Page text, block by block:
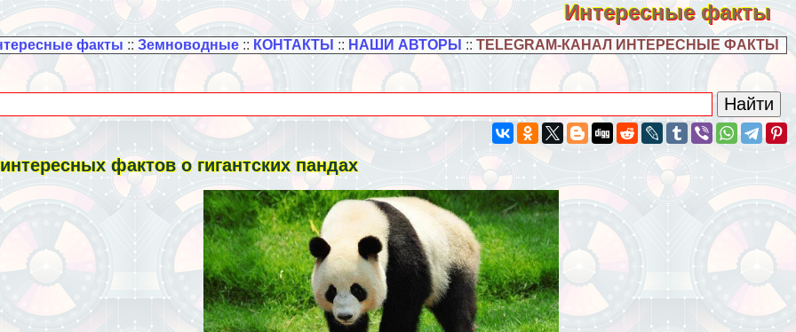
Интересные факты
факты :: Земноводные:: КОНТАКТЫ :: НАШИ АВТОРЫ :: TELEGRAM-КАНАЛ ИНТЕРЕСНЫЕ ФАКТЫ
фактов о гигантских пандах